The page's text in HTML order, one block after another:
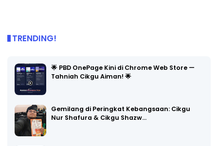
TRENDING!
🌟 PBD OnePage Kini di Chrome Web Store —
Tahniah Cikgu Aiman! 🌟
Gemilang di Peringkat Kebangsaan: Cikgu
Nur Shafura & Cikgu Shazw…